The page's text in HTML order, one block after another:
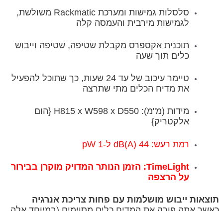
סלסלות גמישות ומערכת Rackmatic משולשת,
לגמישות מירבית והעמסה קלה
תוכנית אקספרס מקבלת שטיפה, שטיפה וייבוש
כלים תוך שעה
טיימר עיכוב של עד 24 שעות, כך שתוכל להפעיל
את מדיח הכלים מתי שתרצה
מידות (מ"מ): H815 x W598 x D550 {הום
אלקטריק}
רמת רעש: 44 dB(A) ל-1 pW
TimeLight: הזמן הנותר המדויק מוקרן בבירור
על הרצפה
תוצאות ייבוש מושלמות עם פחות צריכת אנרגיה